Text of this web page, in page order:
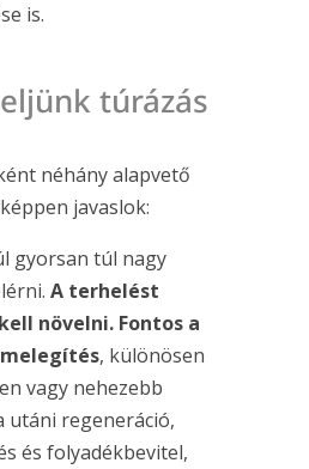
is.
túrázás
néhány alapvető
javaslok:
gyorsan túl nagy
A terhelést
növelni. Fontos a
, különösen
vagy nehezebb
utáni regeneráció,
és folyadékbevitel,